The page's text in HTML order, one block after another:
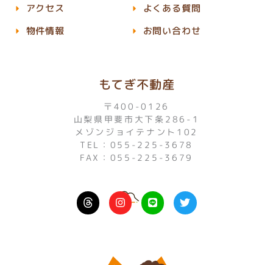
もてぎ不動産
〒400-0126
山梨県甲斐市大下条286-1
メゾンジョイテナント102
TEL：055-225-3678
FAX：055-225-3679
I
n
s
L
i
n
T
w
i
アクセス
物件情報
よくある質問
お問い合わせ